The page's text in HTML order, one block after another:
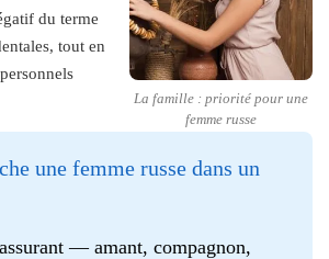
La famille : priorité pour une
femme russe
du terme
tout en
une femme russe dans un
— amant, compagnon,